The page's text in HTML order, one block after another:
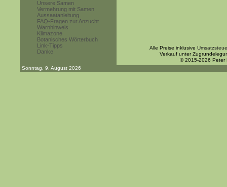
Unsere Samen
Vermehrung mit Samen
Aussaatanleitung
FAQ-Fragen zur Anzucht
Warnhinweis
Klimazone
Botanisches Wörterbuch
Link-Tipps
Danke
Alle Preise inklusive
Verkauf unter
© 2015-2026 Peter
Sonntag, 9. August 2026